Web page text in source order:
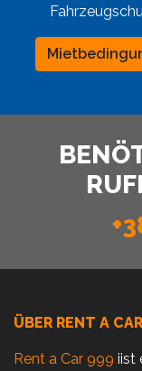
ÜBER RENT A
Rent a Car 999 iist